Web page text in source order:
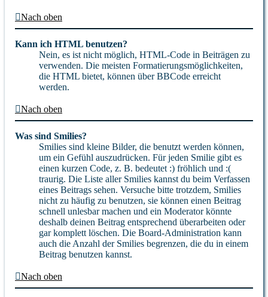
Nach oben
Kann ich HTML benutzen?
Nein, es ist nicht möglich, HTML-Code in Beiträgen zu
verwenden. Die meisten Formatierungsmöglichkeiten,
die HTML bietet, können über BBCode erreicht
werden.
Nach oben
Was sind Smilies?
Smilies sind kleine Bilder, die benutzt werden können,
um ein Gefühl auszudrücken. Für jeden Smilie gibt es
einen kurzen Code, z. B. bedeutet :) fröhlich und :(
traurig. Die Liste aller Smilies kannst du beim Verfassen
eines Beitrags sehen. Versuche bitte trotzdem, Smilies
nicht zu häufig zu benutzen, sie können einen Beitrag
schnell unlesbar machen und ein Moderator könnte
deshalb deinen Beitrag entsprechend überarbeiten oder
gar komplett löschen. Die Board-Administration kann
auch die Anzahl der Smilies begrenzen, die du in einem
Beitrag benutzen kannst.
Nach oben